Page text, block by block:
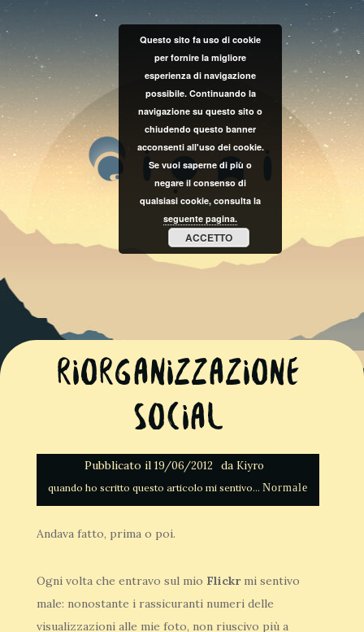
Riorganizzazione
Social
Pubblicato il 19/06/2012 da Kiyro
Normale
Andava fatto, prima o poi.
Ogni volta che entravo sul mio Flickrmi sentivo
male: nonostante i rassicuranti numeri delle
visualizzazioni alle mie foto, non riuscivo più a
Questo sito fa uso di cookie
per fornire la migliore
esperienza di navigazione
possibile. Continuando la
navigazione su questo sito o
chiudendo questo banner
acconsenti all'uso dei cookie.
Se vuoi saperne di più o
negare il consenso di
qualsiasi cookie, consulta la
seguente pagina.
ACCETTO